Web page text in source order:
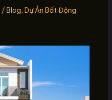
/Blog, Dự Án Bất Động